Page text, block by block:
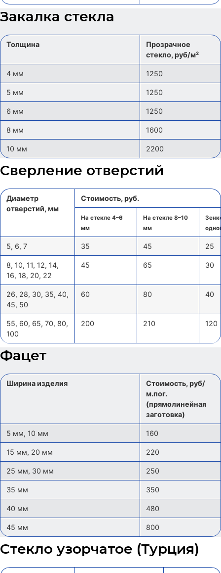
Закалка стекла
Толщина
Прозрачное
стекло, руб/м²
4 мм 1250
5 мм 1250
6 мм 1250
8 мм 1600
10 мм 2200
Сверление отверстий
Диаметр
отверстий, мм
Стоимость, руб.
На стекле 4–6
мм
На стекле 8–10
мм
5, 6, 7 35 45 25
8, 10, 11, 12, 14,
16, 18, 20, 22
45 65 30
26, 28, 30, 35, 40,
45, 50
60 80 40
55, 60, 65, 70, 80,
100
200 210 120
Фацет
Ширина изделия
Стоимость, руб/
м.пог.
(прямолинейная
заготовка)
5 мм, 10 мм 160
15 мм, 20 мм 220
25 мм, 30 мм 250
35 мм 350
40 мм 480
45 мм 800
Стекло узорчатое (Турция)